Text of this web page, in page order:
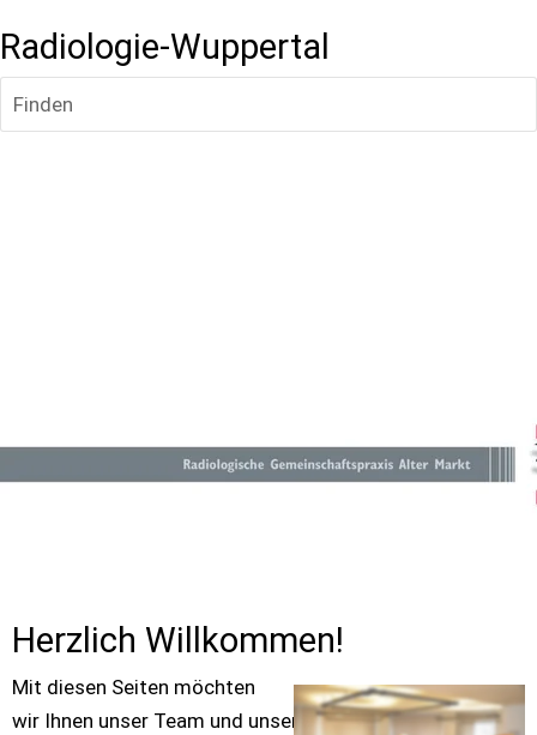
Radiologie-Wuppertal
Finden
Herzlich Willkommen!
Mit diesen Seiten möchten
wir Ihnen unser Team und unsere Praxis mit dem